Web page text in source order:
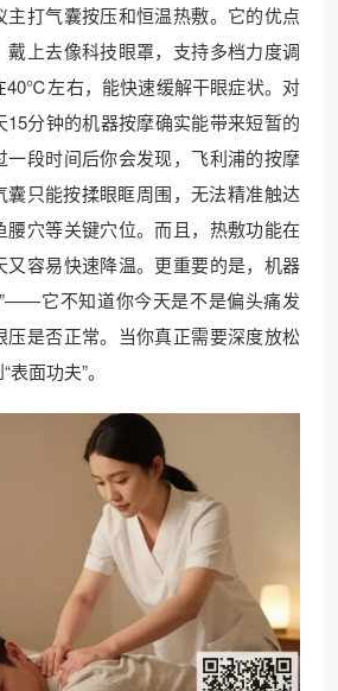
主打气囊按压和恒温热敷。它的优点
戴上去像科技眼罩，支持多档力度调
40℃左右，能快速缓解干眼症状。对
分钟的机器按摩确实能带来短暂的
一段时间后你会发现，飞利浦的按摩
只能按揉眼眶周围，无法精准触达
腰穴等关键穴位。而且，热敷功能在
又容易快速降温。更重要的是，机器
它不知道你今天是不是偏头痛发
压是否正常。当你真正需要深度放松
面功夫”。